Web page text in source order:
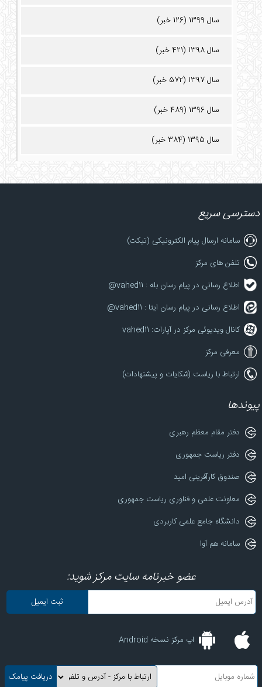
سال 1399 (126 خبر)
سال 1398 (421 خبر)
سال 1397 (572 خبر)
سال 1396 (489 خبر)
سال 1395 (384 خبر)
دسترسی سریع
سامانه ارسال پیام الکترونیکی (تیکت)
تلفن های مرکز
اطلاع رسانی در پیام رسان بله : vahed11@
اطلاع رسانی در پیام رسان ایتا : vahed11@
کانال ویدیوئی مرکز در آپارات: vahed11
معرفی مرکز
ارتباط با ریاست (شکایات و پیشنهادات)
پیوندها
دفتر مقام معظم رهبری
دفتر ریاست جمهوری
صندوق کارآفرینی امید
معاونت علمی و فناوری ریاست جمهوری
دانشگاه جامع علمی کاربردی
سامانه هم آوا
عضو خبرنامه سایت مرکز شوید:
اپ مرکز نسخه Android